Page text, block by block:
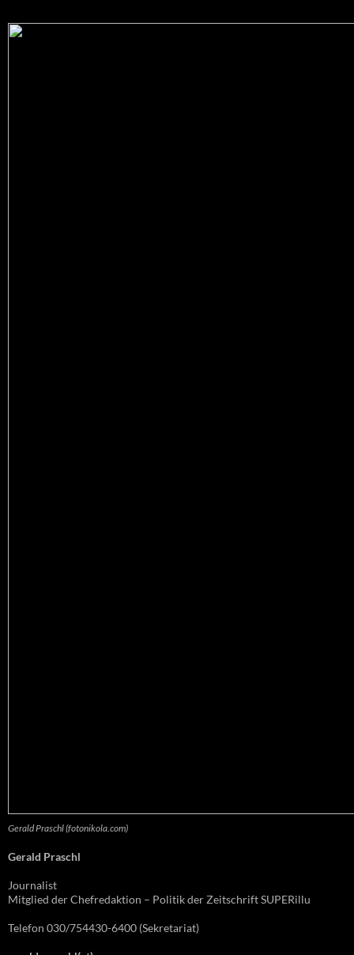
Gerald Praschl (fotonikola.com)
Gerald Praschl
Journalist
Mitglied der Chefredaktion – Politik der Zeitschrift SUPERillu
Telefon 030/754430-6400 (Sekretariat)